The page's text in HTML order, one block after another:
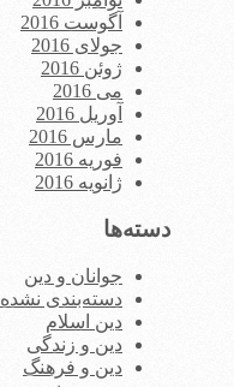
آگوست 2016
جولای 2016
ژوئن 2016
می 2016
آوریل 2016
مارس 2016
فوریه 2016
ژانویه 2016
دسته‌ها
جوانان و دین
دسته‌بندی نشده
دین اسلام
دین و زندگی
دین و فرهنگ